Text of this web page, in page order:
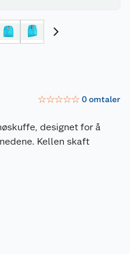
☆☆☆☆☆ 0omtaler
designet for å
Kellen skaft